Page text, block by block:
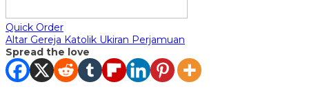
Quick Order
Altar Gereja Katolik Ukiran Perjamuan
Spread the love